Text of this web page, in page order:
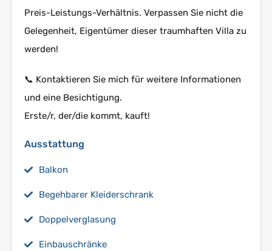
Preis-Leistungs-Verhältnis. Verpassen Sie nicht die
Gelegenheit, Eigentümer dieser traumhaften Villa zu
werden!
📞 Kontaktieren Sie mich für weitere Informationen
und eine Besichtigung.
Erste/r, der/die kommt, kauft!
Ausstattung
Balkon
Begehbarer Kleiderschrank
Doppelverglasung
Einbauschränke